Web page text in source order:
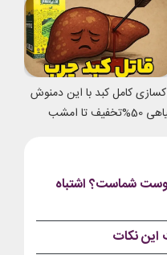
کامل کبد با این دمنوش
تا امشب
شماست؟ اشتباه
این نکات